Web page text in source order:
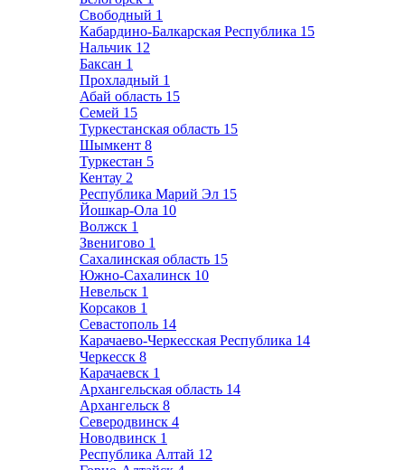
Свободный 1
Кабардино-Балкарская Республика 15
Нальчик 12
Баксан 1
Прохладный 1
Абай область 15
Семей 15
Туркестанская область 15
Шымкент 8
Туркестан 5
Кентау 2
Республика Марий Эл 15
Йошкар-Ола 10
Волжск 1
Звенигово 1
Сахалинская область 15
Южно-Сахалинск 10
Невельск 1
Корсаков 1
Севастополь 14
Карачаево-Черкесская Республика 14
Черкесск 8
Карачаевск 1
Архангельская область 14
Архангельск 8
Северодвинск 4
Новодвинск 1
Республика Алтай 12